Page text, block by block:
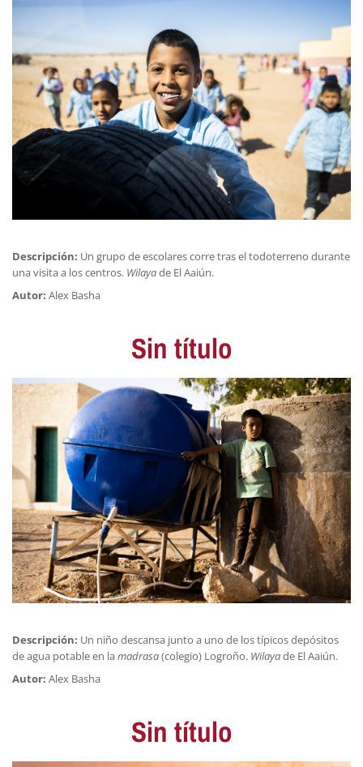
Descripción: Un grupo de escolares corre tras el todoterreno durante
una visita a los centros. Wilayade El Aaiún.
Autor: Alex Basha
Sin título
Descripción: Un niño descansa junto a uno de los típicos depósitos
de agua potable en lamadrasa(colegio) Logroño. Wilayade El Aaiún.
Autor: Alex Basha
Sin título